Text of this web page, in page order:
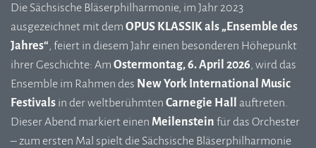
Die Sächsische Bläserphilharmonie, im Jahr 2023
ausgezeichnet mit dem OPUS KLASSIK als „Ensemble des
Jahres“ , feiert in diesem Jahr einen besonderen Höhepunkt
ihrer Geschichte: Am Ostermontag, 6. April 2026 , wird das
Ensemble im Rahmen des New York International Music
Festivals in der weltberühmten Carnegie Hall
auftreten.
Dieser Abend markiert einen Meilenstein für das Orchester
– zum ersten Mal spielt die Sächsische Bläserphilharmonie